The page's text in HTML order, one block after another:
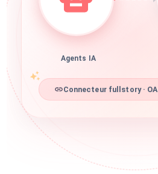
Agents IA
Connecteur fullstory ·